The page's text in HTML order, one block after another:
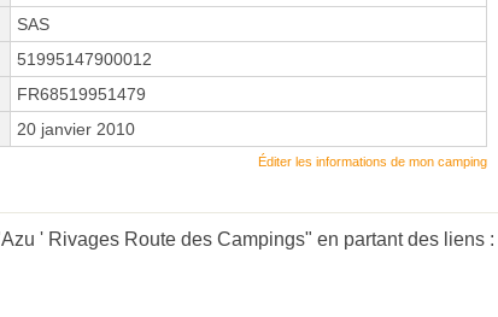
SAS
51995147900012
FR68519951479
20 janvier 2010
Éditer les informations de mon camping
' Rivages Route des Campings" en partant des liens :